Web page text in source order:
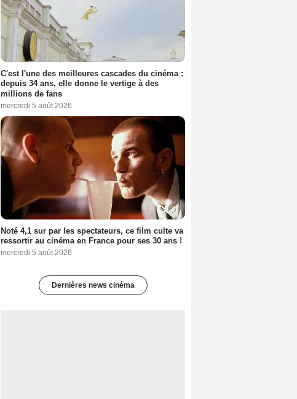
C'est l'une des meilleures cascades du cinéma :
depuis 34 ans, elle donne le vertige à des
millions de fans
mercredi 5 août 2026
Noté 4,1 sur par les spectateurs, ce film culte va
ressortir au cinéma en France pour ses 30 ans !
mercredi 5 août 2026
Dernières news cinéma